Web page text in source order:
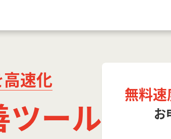
速化
ツール
無料
お